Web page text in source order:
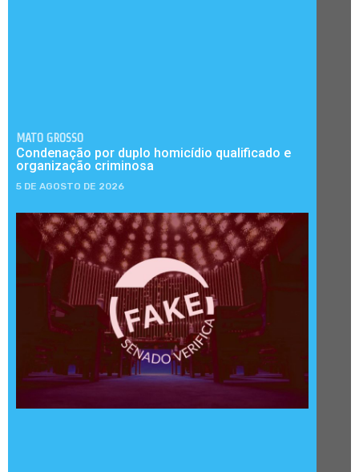
MATO GROSSO
Condenação por duplo homicídio qualificado e
organização criminosa
5 DE AGOSTO DE 2026